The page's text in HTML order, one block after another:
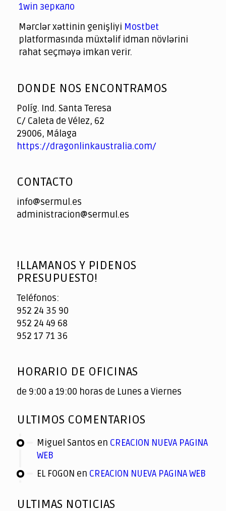
1win зеркало
Mərclər xəttinin genişliyi Mostbet
platformasında müxtəlif idman növlərini
rahat seçməyə imkan verir.
of
DONDE NOS ENCONTRAMOS
Políg. Ind. Santa Teresa
C/ Caleta de Vélez, 62
29006, Málaga
https://dragonlinkaustralia.com/
CONTACTO
info@sermul.es
administracion@sermul.es
!LLAMANOS Y PIDENOS
PRESUPUESTO!
Teléfonos:
952 24 35 90
952 24 49 68
952 17 71 36
HORARIO DE OFICINAS
de 9:00 a 19:00 horas de Lunes a Viernes
ULTIMOS COMENTARIOS
Miguel Santos en CREACION NUEVA PAGINA
WEB
EL FOGON en CREACION NUEVA PAGINA WEB
ULTIMAS NOTICIAS